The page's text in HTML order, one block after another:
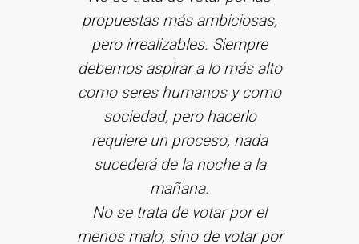
propuestas más ambiciosas,
pero irrealizables. Siempre
debemos aspirar a lo más alto
como seres humanos y como
sociedad, pero hacerlo
requiere un proceso, nada
sucederá de la noche a la
mañana.
No se trata de votar por el
menos malo, sino de votar por